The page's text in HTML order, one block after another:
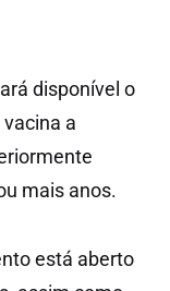
disponível o
a
mais anos.
está aberto